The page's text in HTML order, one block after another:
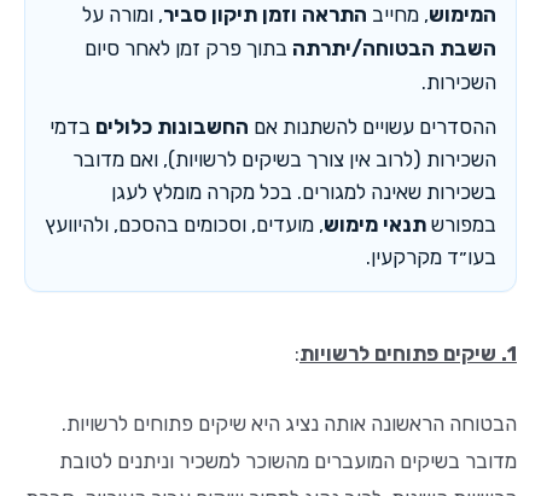
המימוש, מחייב התראה וזמן תיקון סביר, ומורה על
השבת הבטוחה/יתרתה בתוך פרק זמן לאחר סיום
השכירות.
ההסדרים עשויים להשתנות אם החשבונות כלולים בדמי
השכירות (לרוב אין צורך בשיקים לרשויות), ואם מדובר
בשכירות שאינה למגורים. בכל מקרה מומלץ לעגן
במפורש תנאי מימוש, מועדים, וסכומים בהסכם, ולהיוועץ
בעו״ד מקרקעין.
1. שיקים פתוחים לרשויות :
הבטוחה הראשונה אותה נציג היא שיקים פתוחים לרשויות.
מדובר בשיקים המועברים מהשוכר למשכיר וניתנים לטובת